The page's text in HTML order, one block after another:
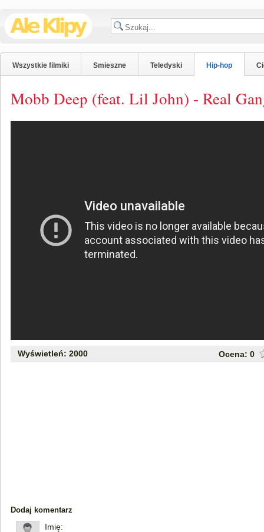
Wszystkie filmiki Smieszne Teledyski Hip-hop
Mobb Deep (feat. Lil John) - Real
Wyświetleń: 2000 Ocena: 0
Dodaj komentarz
Imię: